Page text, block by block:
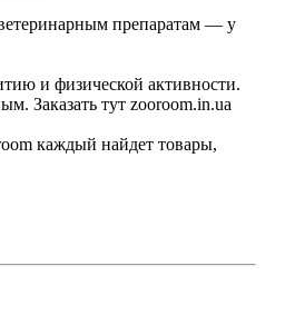
препаратам — у
и физической активности.
Заказать тут zooroom.in.ua
каждый найдет товары,